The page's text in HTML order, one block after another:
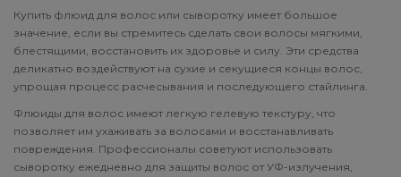
Купить флюид для волос или сыворотку имеет большое
значение, если вы стремитесь сделать свои волосы мягкими,
блестящими, восстановить их здоровье и силу. Эти средства
деликатно воздействуют на сухие и секущиеся концы волос,
упрощая процесс расчесывания и последующего стайлинга.
Флюиды для волос имеют легкую гелевую текстуру, что
позволяет им ухаживать за волосами и восстанавливать
повреждения. Профессионалы советуют использовать
сыворотку ежедневно для защиты волос от УФ-излучения,